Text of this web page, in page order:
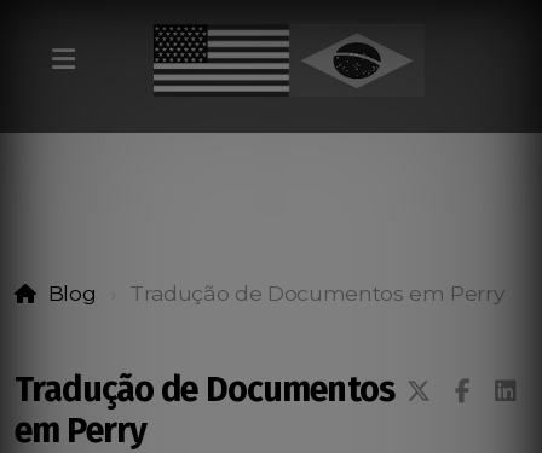
Blog Tradução de Documentos em Perry
Tradução de Documentos
em Perry